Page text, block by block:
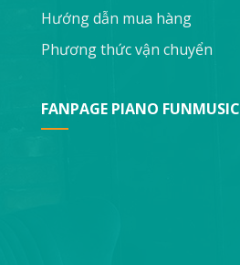
Hướng dẫn mua hàng
Phương thức vận chuyển
FANPAGE PIANO FUNMUSIC